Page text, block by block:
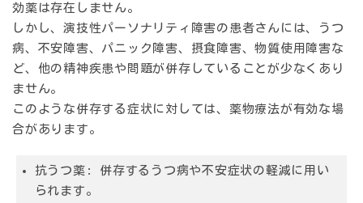
効薬は存在しません。
しかし、演技性パーソナリティ障害の患者さんには、うつ
病、不安障害、パニック障害、摂食障害、物質使用障害な
ど、 他の精神疾患や問題が併存している ことが少なくあり
ません。
このような併存する症状に対しては、 薬物療法が有効な場
合があります 。
抗うつ薬:
併存するうつ病や不安症状の軽減に用い
られます。